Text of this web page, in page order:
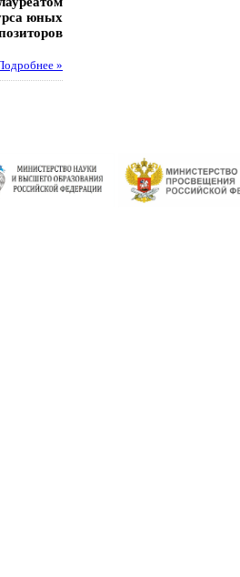
юных
»